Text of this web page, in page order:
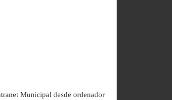
Municipal desde ordenador